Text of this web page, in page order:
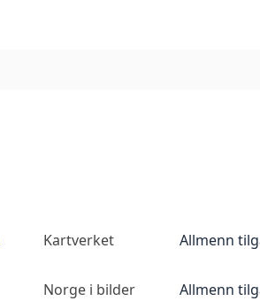
Kartverket Allmenn
Norge i bilder Allmenn